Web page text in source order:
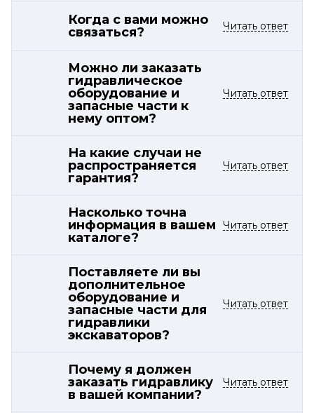
Когда с вами можно
связаться?
Читать ответ
Можно ли заказать
гидравлическое
оборудование и
запасные части к
нему оптом?
Читать ответ
На какие случаи не
распространяется
гарантия?
Читать ответ
Насколько точна
информация в вашем
каталоге?
Читать ответ
Поставляете ли вы
дополнительное
оборудование и
запасные части для
гидравлики
экскаваторов?
Читать ответ
Почему я должен
заказать гидравлику
в вашей компании?
Читать ответ